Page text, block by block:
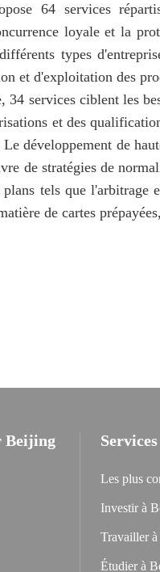
64 services
loyale et la
types
et d'exploitation des
34 services ciblent les
et des
développement de
de stratégies de
tels que
de cartes
Beijing Services
Les plus
Investir à
Travailler
Étudier à